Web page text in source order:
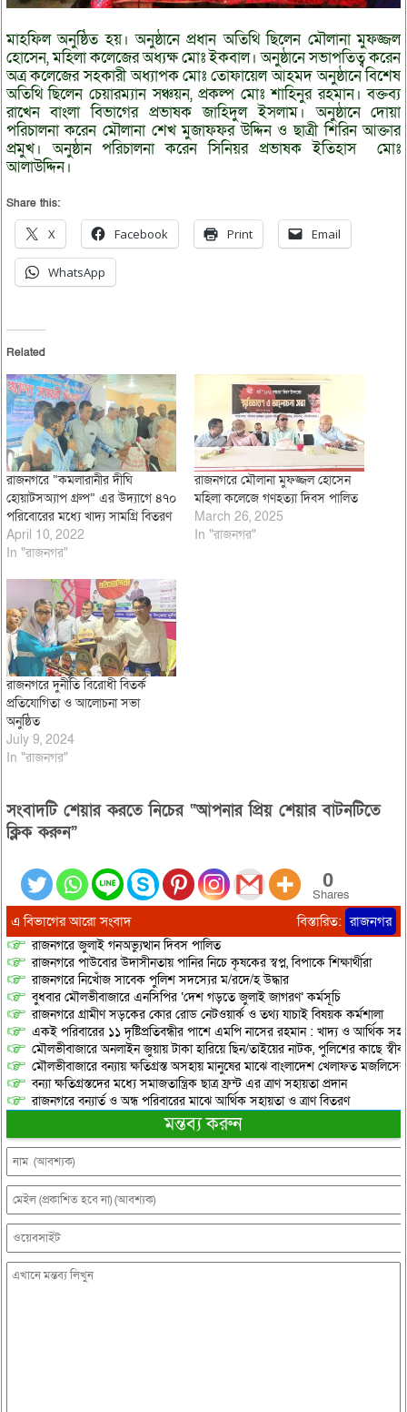
মাহফিল অনুষ্ঠিত হয়। অনুষ্ঠানে প্রধান অতিথি ছিলেন মৌলানা মুফজ্জল
হোসেন, মহিলা কলেজের অধ্যক্ষ মোঃ ইকবাল। অনুষ্ঠানে সভাপতিত্ব করেন
অত্র কলেজের সহকারী অধ্যাপক মোঃ তোফায়েল আহমদ অনুষ্ঠানে বিশেষ
অতিথি ছিলেন চেয়ারম্যান সঞ্চয়ন, প্রকল্প মোঃ শাহিনুর রহমান। বক্তব্য
রাখেন বাংলা বিভাগের প্রভাষক জাহিদুল ইসলাম। অনুষ্ঠানে দোয়া
পরিচালনা করেন মৌলানা শেখ মুজাফফর উদ্দিন ও ছাত্রী শিরিন আক্তার
প্রমুখ। অনুষ্ঠান পরিচালনা করেন সিনিয়র প্রভাষক ইতিহাস মোঃ
আলাউদ্দিন।
Share this:
X Facebook Print Email
WhatsApp
Related
রাজনগরে “কমলারানীর দীঘি
হোয়াটসঅ্যাপ গ্রুপ” এর উদ্যাগে ৪৭০
পরিবোরের মধ্যে খাদ্য সামগ্রি বিতরণ
April 10, 2022
In "রাজনগর"
রাজনগরে মৌলানা মুফজ্জল হোসেন
মহিলা কলেজে গণহত্যা দিবস পালিত
March 26, 2025
In "রাজনগর"
রাজনগরে দুর্নীতি বিরোধী বিতর্ক
প্রতিযোগিতা ও আলোচনা সভা
অনুষ্ঠিত
July 9, 2024
In "রাজনগর"
সংবাদটি শেয়ার করতে নিচের “আপনার প্রিয় শেয়ার বাটনটিতে
ক্লিক করুন”
0
Shares
এ বিভাগের আরো সংবাদ বিস্তারিত: রাজনগর
রাজনগরে জুলাই গনঅভ্যুত্থান দিবস পালিত
রাজনগরে পাউবোর উদাসীনতায় পানির নিচে কৃষকের স্বপ্ন, বিপাকে শিক্ষার্থীরা
রাজনগরে নিখোঁজ সাবেক পুলিশ সদস্যের ম/রদে/হ উদ্ধার
বুধবার মৌলভীবাজারে এনসিপির ‘দেশ গড়তে জুলাই জাগরণ’ কর্মসূচি
রাজনগরে গ্রামীণ সড়কের কোর রোড নেটওয়ার্ক ও তথ্য যাচাই বিষয়ক কর্মশালা
একই পরিবারের ১১ দৃষ্টিপ্রতিবন্ধীর পাশে এমপি নাসের রহমান : খাদ্য ও আর্থিক
মৌলভীবাজারে অনলাইন জুয়ায় টাকা হারিয়ে ছিন/তাইয়ের নাটক, পুলিশের কাছে
মৌলভীবাজারে বন্যায় ক্ষতিগ্রস্ত অসহায় মানুষের মাঝে বাংলাদেশ খেলাফত মজলিসের
বন্যা ক্ষতিগ্রস্তদের মধ্যে সমাজতান্ত্রিক ছাত্র ফ্রন্ট এর ত্রাণ সহায়তা প্রদান
রাজনগরে বন্যার্ত ও অন্ধ পরিবারের মাঝে আর্থিক সহায়তা ও ত্রাণ বিতরণ
মন্তব্য করুন